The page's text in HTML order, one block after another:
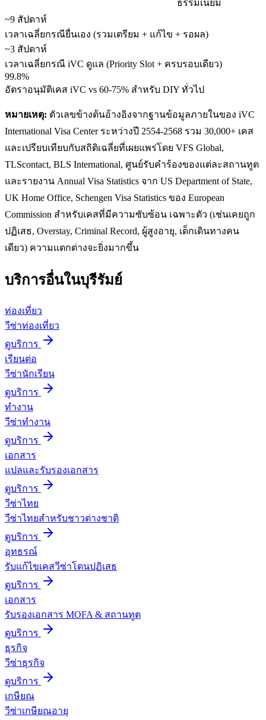
ธรรมเนียม
~9 สัปดาห์
เวลาเฉลี่ยกรณียื่นเอง (รวมเตรียม + แก้ไข + รอผล)
~3 สัปดาห์
เวลาเฉลี่ยกรณี iVC ดูแล (Priority Slot + ครบรอบเดียว)
99.8%
อัตราอนุมัติเคส iVC vs 60-75% สำหรับ DIY ทั่วไป
หมายเหตุ: ตัวเลขข้างต้นอ้างอิงจากฐานข้อมูลภายในของ iVC
International Visa Center ระหว่างปี 2554-2568 รวม 30,000+ เคส
และเปรียบเทียบกับสถิติเฉลี่ยที่เผยแพร่โดย VFS Global,
TLScontact, BLS International, ศูนย์รับคำร้องของแต่ละสถานทูต
และรายงาน Annual Visa Statistics จาก US Department of State,
UK Home Office, Schengen Visa Statistics ของ European
Commission สำหรับเคสที่มีความซับซ้อน เฉพาะตัว (เช่นเคยถูก
ปฏิเสธ, Overstay, Criminal Record, ผู้สูงอายุ, เด็กเดินทางคน
เดียว) ความแตกต่างจะยิ่งมากขึ้น
บริการอื่นในบุรีรัมย์
ท่องเที่ยว
วีซ่าท่องเที่ยว
ดูบริการ
เรียนต่อ
วีซ่านักเรียน
ดูบริการ
ทำงาน
วีซ่าทำงาน
ดูบริการ
เอกสาร
แปลและรับรองเอกสาร
ดูบริการ
วีซ่าไทย
วีซ่าไทยสำหรับชาวต่างชาติ
ดูบริการ
อุทธรณ์
รับแก้ไขเคสวีซ่าโดนปฏิเสธ
ดูบริการ
เอกสาร
รับรองเอกสาร MOFA & สถานทูต
ดูบริการ
ธุรกิจ
วีซ่าธุรกิจ
ดูบริการ
เกษียณ
วีซ่าเกษียณอายุ